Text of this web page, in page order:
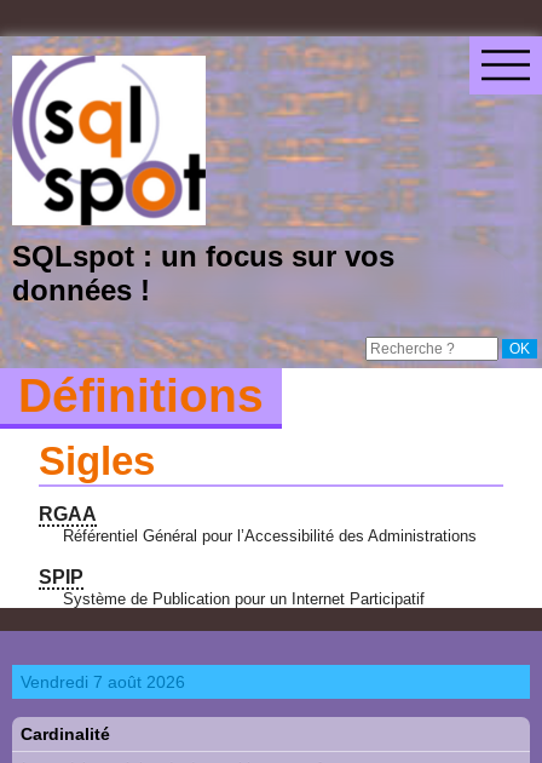
SQLspot : un focus sur vos
données !
Définitions
Sigles
RGAA
Référentiel Général pour l’Accessibilité des Administrations
SPIP
Système de Publication pour un Internet Participatif
Vendredi 7 août 2026
Cardinalité